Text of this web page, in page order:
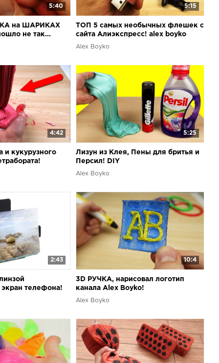
5:40
на ШАРИКАХ
не так...
5:15
ТОП 5 самых необычных флешек с
сайта Алиэкспресс! alex boyko
Alex Boyko
4:42
и кукурузного
5:25
Лизун из Клея, Пены для бритья и
Персил! DIY
Alex Boyko
2:43
телефона!
10:4
3D РУЧКА, нарисовал логотип
канала Alex Boyko!
Alex Boyko